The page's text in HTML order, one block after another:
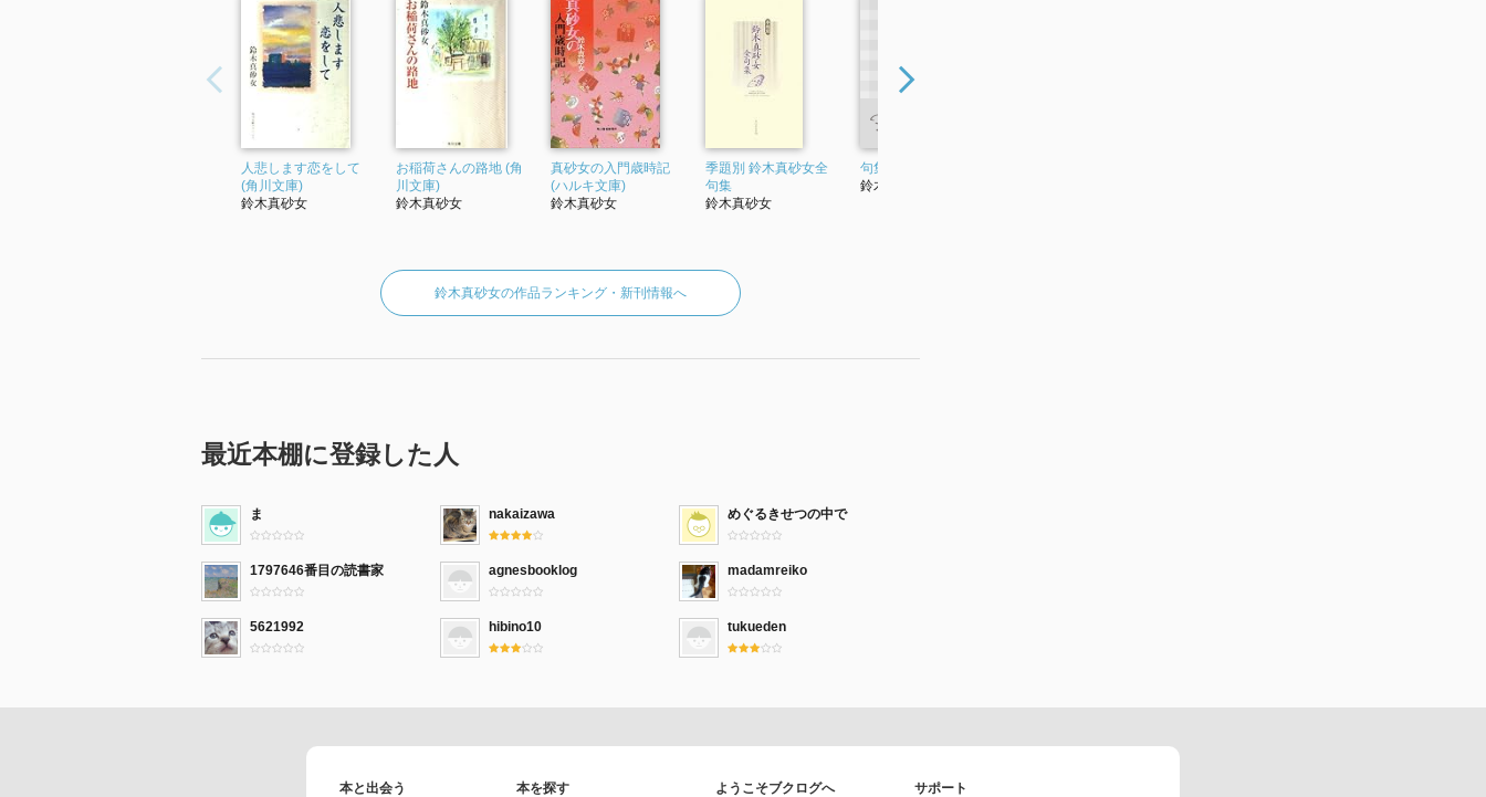
羅や
草笛の
こほろぎや
敬老日
ほか
チューリップ
よき妻ならず
解説 安西水丸
（「BOOK」データベースより）
理屋「卯波」を開店、今も店を営み俳句を詠む著者の波乱の自伝。房総鴨川の老舗旅館吉
田屋の三女として生まれ、恋愛結婚をするが、夫は賭博に夢中になり、突然失踪。生まれ
たばかりの娘を婚家に残し、実家に戻って十か月目に長姉が急逝。両親に説き伏せられて
義兄と結婚、旅館吉田屋の女将となる。そして家出ー。流転の歳月を赤裸々に綴り、いよ
いよ華やぐ人生を生きる著者の感動の半生記。
人悲します恋をして
(角川文庫)
鈴木真砂女
お稲荷さんの路地 (角
川文庫)
鈴木真砂女
真砂女の入門歳時記
(ハルキ文庫)
鈴木真砂女
季題別 鈴木真砂女全
句集
鈴木真砂女
句集 都鳥
鈴木真砂女
鈴木真砂女の作品ランキング・新刊情報へ
最近本棚に登録した人
ま nakaizawa めぐるきせつの中で
1797646番目の読書家 agnesbooklog madamreiko
5621992 hibino10 tukueden
本と出会う 本を探す ようこそブクログへ サポート